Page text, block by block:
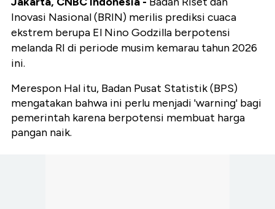
Inovasi Nasional (BRIN) merilis prediksi cuaca
ekstrem berupa El Nino Godzilla berpotensi
melanda RI di periode musim kemarau tahun 2026
ini.
Merespon Hal itu, Badan Pusat Statistik (BPS)
mengatakan bahwa ini perlu menjadi 'warning' bagi
pemerintah karena berpotensi membuat harga
pangan naik.